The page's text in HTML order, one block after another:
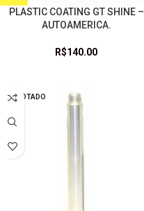
PLASTIC COATING GT SHINE –
AUTOAMERICA.
R$140.00
ESGOTADO